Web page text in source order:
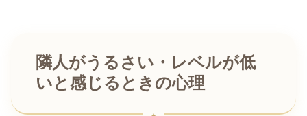
隣人がうるさい・レベルが低
いと感じるときの心理